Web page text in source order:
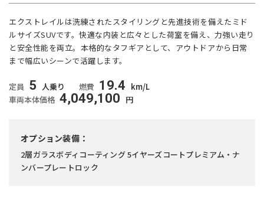
エクストレイルは洗練されたスタイリングと先進技術を備えたミド
ルサイズSUVです。快適な内装と広々とした荷室を備え、力強い走り
と安全性能を両立。本格的なタフギアとして、アウトドアから日常
まで幅広いシーンで活躍します。
定員 5 人乗り 燃費 19.4 km/L
車両本体価格 4,049,100 円
オプション装備：
2層ガラスボディコーティング 5イヤーズコートプレミアム・ナ
ンバープレートロック